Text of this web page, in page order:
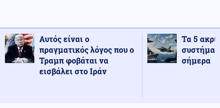
Αυτός είναι ο
πραγματικός λόγος που ο
Τραμπ φοβάται να
εισβάλει στο Ιράν
Τα 5
σήμερα